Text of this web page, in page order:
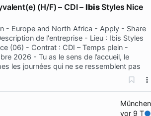
(H/F) – CDI –IbisStyles Nice
- Europe and North Africa - Apply - Share
de l'entreprise - Lieu : Ibis Styles
(06) - Contrat : CDI – Temps plein -
2026 - Tu as le sens de l’accueil, le
les journées qui ne se ressemblent pas
München
vor 9 T